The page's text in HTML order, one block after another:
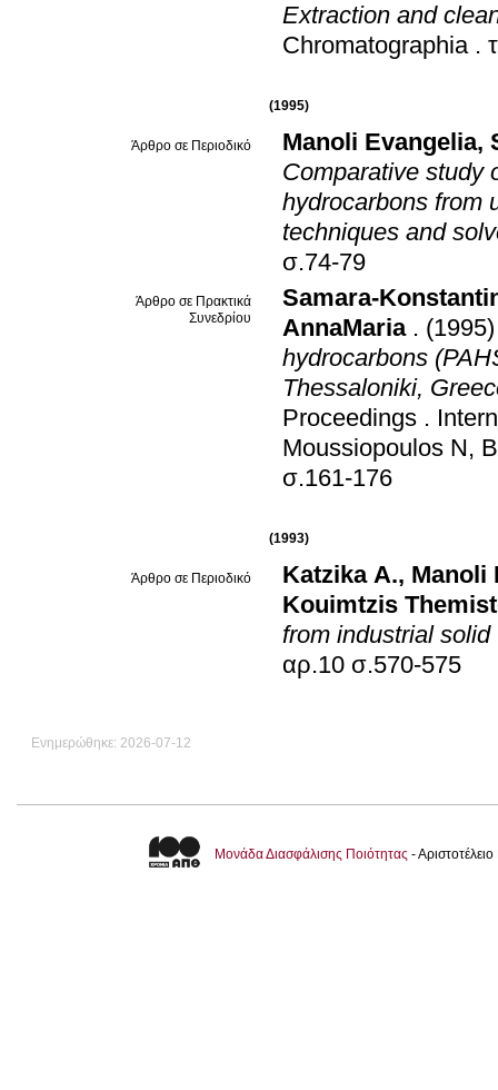
Extraction and
Chromatographia .
(1995)
Άρθρο σε Περιοδικό Manoli Evangelia,
Comparative study
hydrocarbons from
techniques and
σ.74-79
Άρθρο σε Πρακτικά
Συνεδρίου
Samara-
AnnaMaria . (1995)
hydrocarbons
Thessaloniki,
Proceedings .
Moussiopoulos N,
σ.161-176
(1993)
Άρθρο σε Περιοδικό Κatzika Α., Manoli
Kouimtzis
from industrial solid
αρ.10 σ.570-575
Ενημερώθηκε: 2026-07-12
Μονάδα Διασφάλισης Ποιότητας -